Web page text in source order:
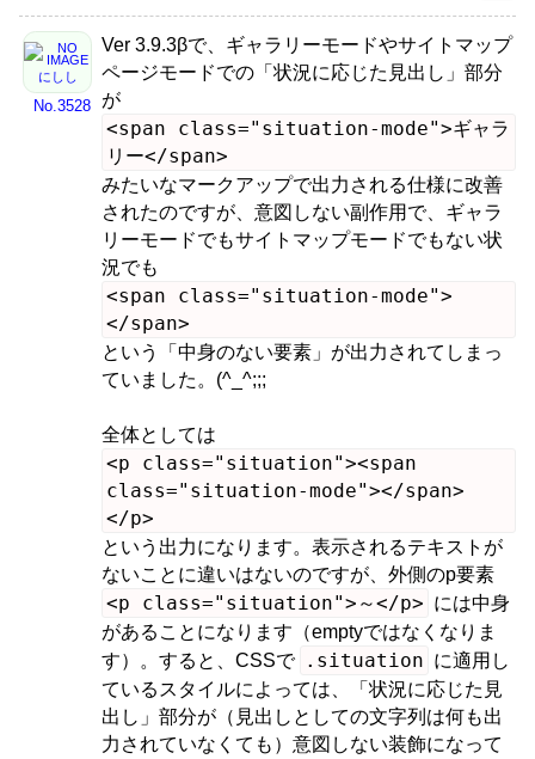
にしし
No.3528
Ver 3.9.3βで、ギャラリーモードやサイトマップ
ページモードでの「状況に応じた見出し」部分
が
<span class="situation-mode">ギャラ
リー</span>
みたいなマークアップで出力される仕様に改善
されたのですが、意図しない副作用で、ギャラ
リーモードでもサイトマップモードでもない状
況でも
<span class="situation-mode">
</span>
という「中身のない要素」が出力されてしまっ
ていました。(^_^;;;
全体としては
<p class="situation"><span
class="situation-mode"></span>
</p>
という出力になります。表示されるテキストが
ないことに違いはないのですが、外側のp要素
<p class="situation">～</p> には中身
があることになります（emptyではなくなりま
す）。すると、CSSで .situation に適用し
ているスタイルによっては、「状況に応じた見
出し」部分が（見出しとしての文字列は何も出
力されていなくても）意図しない装飾になって